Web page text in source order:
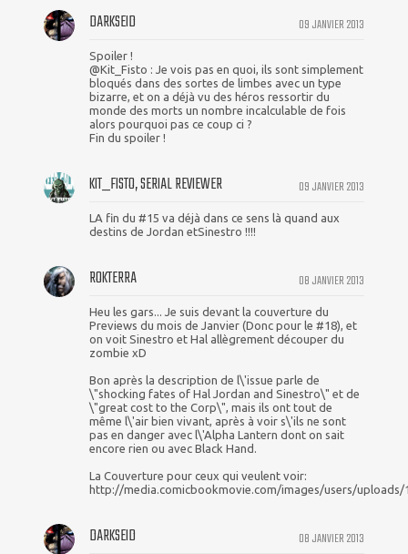
09 JANVIER 2013
DARKSEID
Spoiler !
@Kit_Fisto : Je vois pas en quoi, ils sont simplement
bloqués dans des sortes de limbes avec un type
bizarre, et on a déjà vu des héros ressortir du
monde des morts un nombre incalculable de fois
alors pourquoi pas ce coup ci ?
Fin du spoiler !
09 JANVIER 2013
KIT_FISTO, SERIAL REVIEWER
LA fin du #15 va déjà dans ce sens là quand aux
destins de Jordan etSinestro !!!!
08 JANVIER 2013
ROKTERRA
Heu les gars... Je suis devant la couverture du
Previews du mois de Janvier (Donc pour le #18), et
on voit Sinestro et Hal allègrement découper du
zombie xD
Bon après la description de l\'issue parle de
\"shocking fates of Hal Jordan and Sinestro\" et de
\"great cost to the Corp\", mais ils ont tout de
même l\'air bien vivant, après à voir s\'ils ne sont
pas en danger avec l\'Alpha Lantern dont on sait
encore rien ou avec Black Hand.
La Couverture pour ceux qui veulent voir:
http://media.comicbookmovie.com/images/users/uploads/
08 JANVIER 2013
DARKSEID